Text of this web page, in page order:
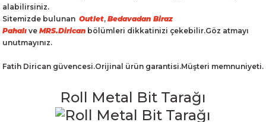
alabilirsiniz.
Sitemizde bulunan Outlet, Bedavadan Biraz
Pahalı ve MRS.Dirican bölümleri dikkatinizi çekebilir.Göz atmayı
unutmayınız.
Fatih Dirican güvencesi.Orijinal ürün garantisi.Müşteri memnuniyeti.
Roll Metal Bit Tarağı